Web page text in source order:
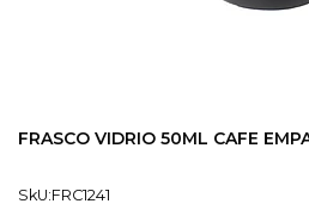
FRASCO VIDRIO 50ML CAFE
SkU:FRC1241